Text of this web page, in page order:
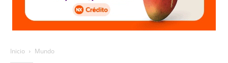
Inicio Mundo